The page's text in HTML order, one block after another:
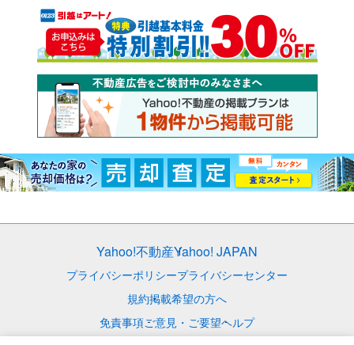
Yahoo!不動産Yahoo! JAPAN
プライバシーポリシープライバシーセンター
規約掲載希望の方へ
免責事項ご意見・ご要望ヘルプ
© LY Corporation